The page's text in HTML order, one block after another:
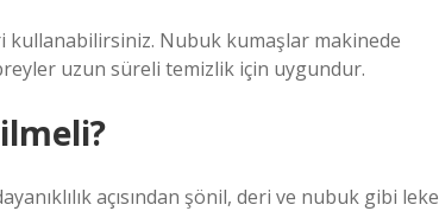
kullanabilirsiniz. Nubuk kumaşlar makinede
uzun süreli temizlik için uygundur.
açısından şönil, deri ve nubuk gibi leke